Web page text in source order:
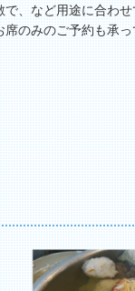
で、など用途に合わ
席のみのご予約も承っ